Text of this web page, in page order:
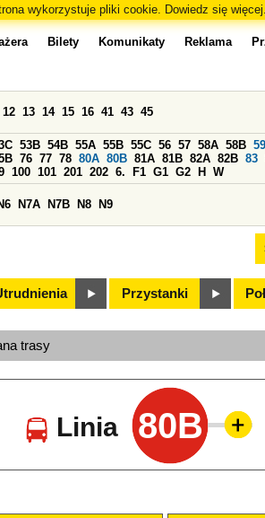
wykorzystuje pliki cookie. Dowiedz się więcej.
Bilety Komunikaty Reklama
12 13 14 15 16 41 43 45
53B 54B 55A 55B 55C 56 57 58A 58B 59
76 77 78 80A 80B 81A 81B 82A 82B 83
100 101 201 202 6. F1 G1 G2 H W
N7A N7B N8 N9
Przystanki
trasy
Linia 80B